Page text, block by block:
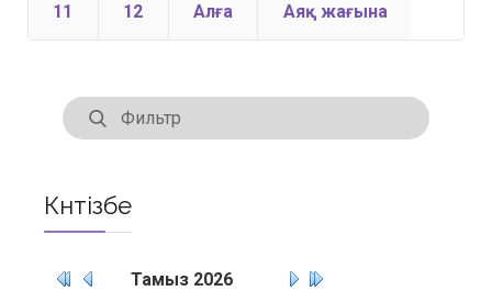
11 12 Алға Аяқ жағына
Күнтізбе
Тамыз 2026